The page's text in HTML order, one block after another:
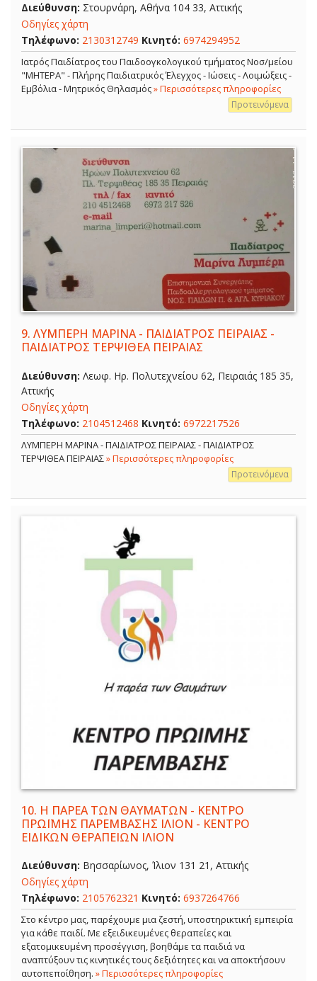
Διεύθυνση: Στουρνάρη, Αθήνα 104 33, Αττικής
Οδηγίες χάρτη
Τηλέφωνο: 2130312749 Κινητό: 6974294952
Ιατρός Παιδίατρος του Παιδοογκολογικού τμήματος Νοσ/μείου
"ΜΗΤΕΡΑ" - Πλήρης Παιδιατρικός Έλεγχος - Ιώσεις - Λοιμώξεις -
Εμβόλια - Μητρικός Θηλασμός» Περισσότερες πληροφορίες
Προτεινόμενα
9. ΛΥΜΠΕΡΗ ΜΑΡΙΝΑ - ΠΑΙΔΙΑΤΡΟΣ ΠΕΙΡΑΙΑΣ -
ΠΑΙΔΙΑΤΡΟΣ ΤΕΡΨΙΘΕΑ ΠΕΙΡΑΙΑΣ
Διεύθυνση: Λεωφ. Ηρ. Πολυτεχνείου 62, Πειραιάς 185 35,
Αττικής
Οδηγίες χάρτη
Τηλέφωνο: 2104512468 Κινητό: 6972217526
ΛΥΜΠΕΡΗ ΜΑΡΙΝΑ - ΠΑΙΔΙΑΤΡΟΣ ΠΕΙΡΑΙΑΣ - ΠΑΙΔΙΑΤΡΟΣ
ΤΕΡΨΙΘΕΑ ΠΕΙΡΑΙΑΣ» Περισσότερες πληροφορίες
Προτεινόμενα
10. Η ΠΑΡΕΑ ΤΩΝ ΘΑΥΜΑΤΩΝ - ΚΕΝΤΡΟ
ΠΡΩΪΜΗΣ ΠΑΡΕΜΒΑΣΗΣ ΙΛΙΟΝ - ΚΕΝΤΡΟ
ΕΙΔΙΚΩΝ ΘΕΡΑΠΕΙΩΝ ΙΛΙΟΝ
Διεύθυνση: Βησσαρίωνος, Ίλιον 131 21, Αττικής
Οδηγίες χάρτη
Τηλέφωνο: 2105762321 Κινητό: 6937264766
Στο κέντρο μας, παρέχουμε μια ζεστή, υποστηρικτική εμπειρία
για κάθε παιδί. Με εξειδικευμένες θεραπείες και
εξατομικευμένη προσέγγιση, βοηθάμε τα παιδιά να
αναπτύξουν τις κινητικές τους δεξιότητες και να αποκτήσουν
αυτοπεποίθηση. » Περισσότερες πληροφορίες